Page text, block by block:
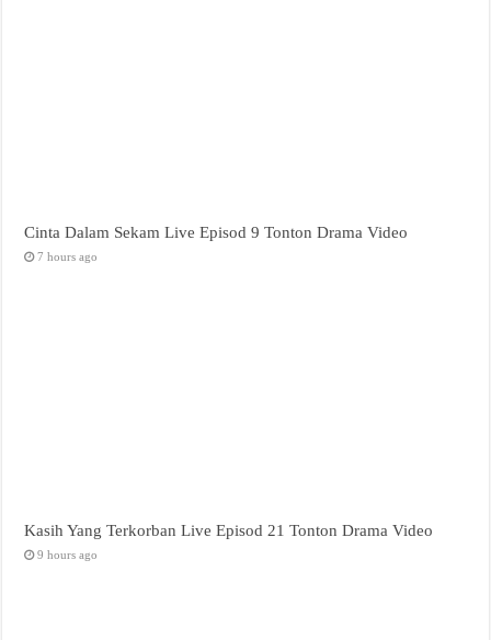
Cinta Dalam Sekam Live Episod 9 Tonton Drama Video
7 hours ago
Kasih Yang Terkorban Live Episod 21 Tonton Drama Video
9 hours ago